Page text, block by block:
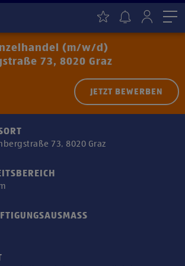
(m/w/d)
73, 8020 Graz
JETZT BEWERBEN
73, 8020 Graz